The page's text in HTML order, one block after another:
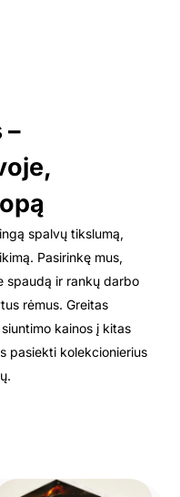
–
spalvų tikslumą,
Pasirinkę mus,
spaudą ir rankų darbo
rėmus. Greitas
kainos į kitas
pasiekti kolekcionierius